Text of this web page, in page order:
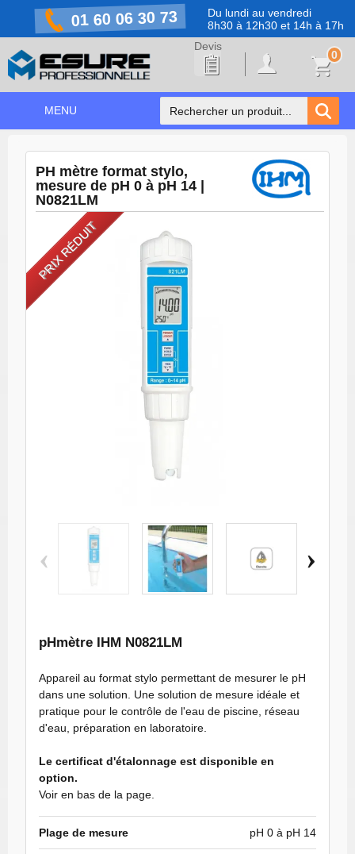
01 60 06 30 73
Du lundi au vendredi
8h30 à 12h30 et 14h à 17h
0
MENU
NOS PRODUITS
NOS MARQUES
NOS PROMOTIONS
PRÉVENTION COVID-19
CONTACT
PH mètre format stylo,
mesure de pH 0 à pH 14 |
N0821LM
PRIX RÉDUIT
PH mètre stylo
- Thermomètre
miniature 726
PH mètre stylo
- Thermomètre
miniature 727
- Thermomètre
miniature 870
‹ ›
pHmètre IHM N0821LM
Appareil au format stylo permettant de mesurer le pH
dans une solution. Une solution de mesure idéale et
pratique pour le contrôle de l'eau de piscine, réseau
d'eau, préparation en laboratoire.
Le certificat d'étalonnage est disponible en
option.
Voir en bas de la page.
Plage de mesure pH 0 à pH 14